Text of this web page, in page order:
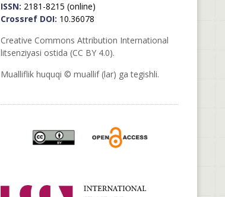
ISSN: 2181-8215 (online)
Crossref DOI: 10.36078
Creative Commons Attribution International
litsenziyasi ostida (CC BY 4.0).
Mualliflik huquqi © muallif (lar) ga tegishli.